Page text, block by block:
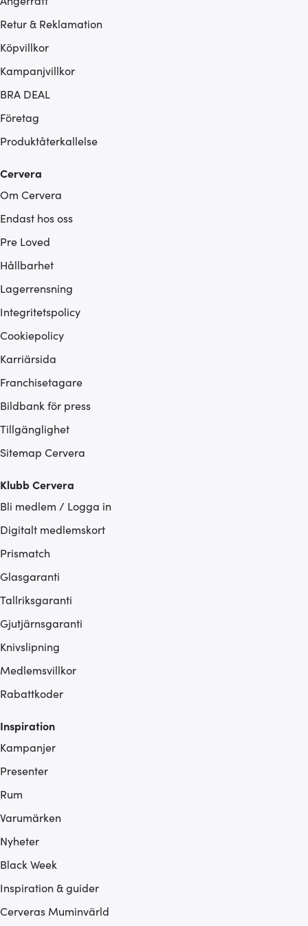
Retur & Reklamation
Köpvillkor
Kampanjvillkor
BRA DEAL
Företag
Produktåterkallelse
Cervera
Om Cervera
Endast hos oss
Pre Loved
Hållbarhet
Lagerrensning
Integritetspolicy
Cookiepolicy
Karriärsida
Franchisetagare
Bildbank för press
Tillgänglighet
Sitemap Cervera
Klubb Cervera
Bli medlem / Logga in
Digitalt medlemskort
Prismatch
Glasgaranti
Tallriksgaranti
Gjutjärnsgaranti
Knivslipning
Medlemsvillkor
Rabattkoder
Inspiration
Kampanjer
Presenter
Rum
Varumärken
Nyheter
Black Week
Inspiration & guider
Cerveras Muminvärld